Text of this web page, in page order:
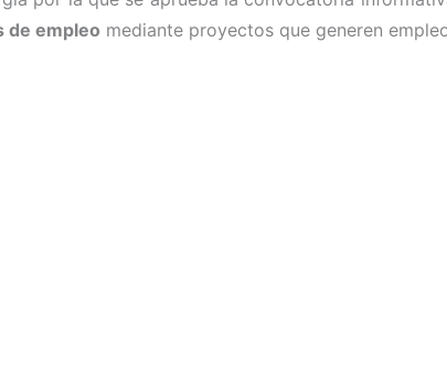
de empleo mediante proyectos que generen